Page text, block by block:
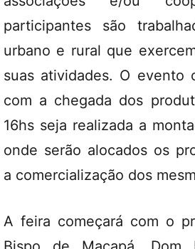
participantes são
urbano e rural que
suas atividades. O evento
com a chegada dos
16hs seja realizada a
onde serão alocados os
a comercialização dos
A feira começará com o